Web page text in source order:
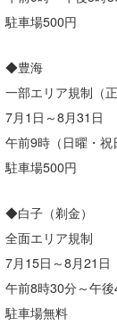
駐車場500円
◆豊海
一部エリア規制（正
7月1日～8月31日
午前9時（日曜・
駐車場500円
◆白子（剃金）
全面エリア規制
7月15日～8月21日
午前8時30分～午
駐車場無料
米山予報士
banpaku
Mr.K
Romisea